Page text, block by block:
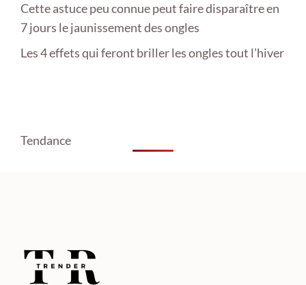
Cette astuce peu connue peut faire disparaître en
7 jours le jaunissement des ongles
Les 4 effets qui feront briller les ongles tout l’hiver
Tendance